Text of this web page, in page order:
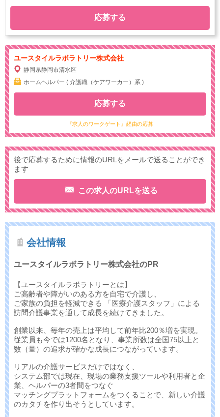
応募する
ユースタイルラボラトリー株式会社
静岡県静岡市清水区
ホームヘルパー ( 介護職（ケアワーカー）系 )
『求人のワークゲート』経由の応募
応募する
後で応募するために情報のURLをメールで送ることができ
ます
この求人のURLを送る
会社情報
ユースタイルラボラトリー株式会社のPR
【ユースタイルラボラトリーとは】
ご高齢者や障がいのある方を自宅で介護し、
ご家族の負担を軽減できる 「医療介護スタッフ」による
訪問介護事業を通して成長を続けてきました。
創業以来、毎年の売上は平均して前年比200％増を実現。
従業員も今では1200名となり、事業所数は全国75以上と
数（量）の追求が確かな成長につながっています。
リアルの介護サービスだけではなく、
システム部では現在、現場の業務支援ツールや利用者と企
業、ヘルパーの3者間をつなぐ
マッチングプラットフォームをつくることで、新しい介護
のカタチを作り出そうとしています。